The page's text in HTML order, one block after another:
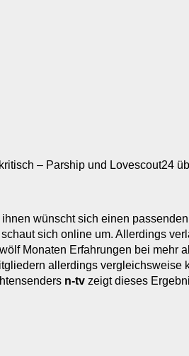
– Parship und Lovescout24
wünscht sich einen
sich online um. Allerdings
Monaten Erfahrungen bei mehr
allerdings
n-tv zeigt dieses